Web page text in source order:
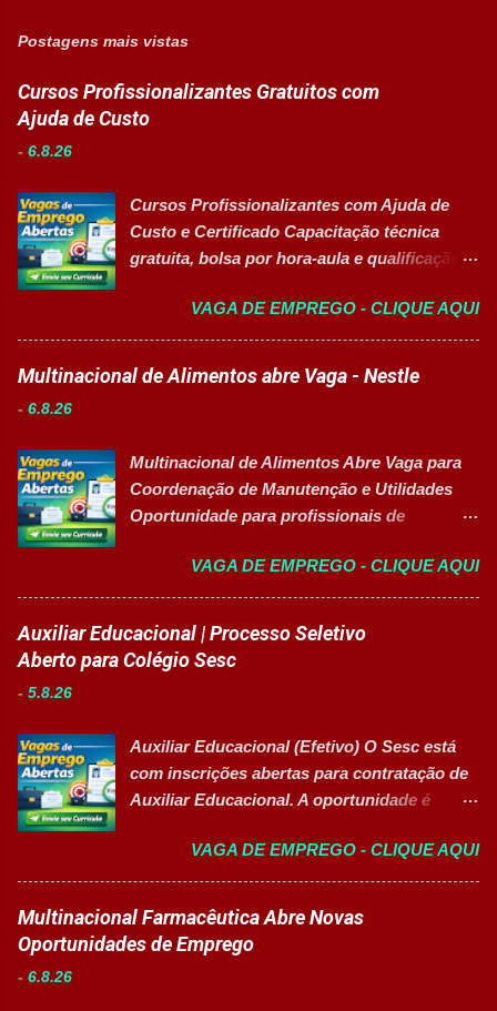
Postagens mais vistas
Cursos Profissionalizantes Gratuitos com
Ajuda de Custo
- 6.8.26
Cursos Profissionalizantes com Ajuda de
Custo e Certificado Capacitação técnica
gratuita, bolsa por hora-aula e qualificação
MINHA VAGA Sobre o Programa de
Qualificação Estão abertas as inscrições
para programas de formação
profissionalizante voltados para o
Além do aprendizado prático e da
certificação reconhecida, os participantes
contam com uma ajuda de custo calculada
para apoiar o desenvolvimento do aluno
durante todo o período de estudos. Opções
de Formação Disponíveis Aperfeiçoamento
em Gestão e Serviços de Gastronomia
Noturna) Estratégia de Vendas e
Performance Comercial (Turma Vespertina)
Estrutura e Horários das Turmas
VAGA DE EMPREGO - CLIQUE AQUI
Multinacional de Alimentos abre Vaga - Nestle
- 6.8.26
Multinacional de Alimentos Abre Vaga para
Coordenação de Manutenção e Utilidades
Oportunidade para profissionais de
e excelência operacional 👉 CANDIDATAR-
SE AGORA Sobre a Posição Líder mundial
no segmento de alimentos e bebidas busca
profissional qualificado para coordenar as
áreas de Manutenção e Utilidades em sua
equipamentos, a gestão otimizada de
recursos energéticos e a liderança
estratégica em projetos de melhoria
Responsabilidades Assegurar a manutenção
eficiente dos equipamentos das áreas de
utilidades, elétrica e setores auxiliares.
Identificar oportunidades de melhoria
VAGA DE EMPREGO - CLIQUE AQUI
Auxiliar Educacional | Processo Seletivo
Aberto para Colégio Sesc
- 5.8.26
Auxiliar Educacional (Efetivo) O Sesc está
com inscrições abertas para contratação de
Auxiliar Educacional. A oportunidade é
nas áreas da educação que desejam atuar
em ambiente escolar, apoiando professores
e estudantes. 👉 CANDIDATAR-SE AGORA
Resumo da vaga Cargo: Auxiliar
Educacional Empresa: Sesc Tipo de
VAGA DE EMPREGO - CLIQUE AQUI
Multinacional Farmacêutica Abre Novas
Oportunidades de Emprego
- 6.8.26